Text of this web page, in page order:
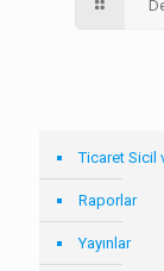
Ticaret Sicil
Raporlar
Yayınlar